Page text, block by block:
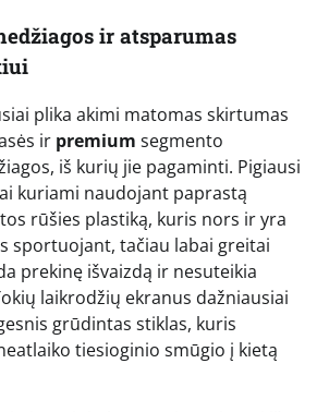
ir atsparumas
plika akimi matomas skirtumas
ir premium segmento
iš kurių jie pagaminti. Pigiausi
kuriami naudojant paprastą
rūšies plastiką, kuris nors ir yra
sportuojant, tačiau labai greitai
prekinę išvaizdą ir nesuteikia
laikrodžių ekranus dažniausiai
grūdintas stiklas, kuris
tiesioginio smūgio į kietą